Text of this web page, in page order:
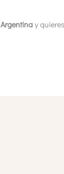
Argentinay quieres